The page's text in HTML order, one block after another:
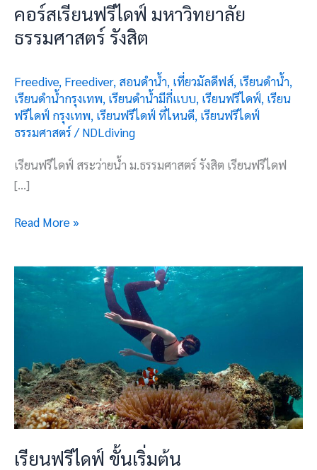
คอร์สเรียนฟรีไดฟ์ มหาวิทยาลัย
ธรรมศาสตร์ รังสิต
Freedive, Freediver, สอนดำน้ำ, เที่ยวมัลดีฟส์, เรียนดำน้ำ,
เรียนดำน้ำกรุงเทพ, เรียนดำน้ำมีกี่แบบ, เรียนฟรีไดฟ์, เรียน
ฟรีไดฟ์ กรุงเทพ, เรียนฟรีไดฟ์ ที่ไหนดี, เรียนฟรีไดฟ์
ธรรมศาสตร์/NDLdiving
เรียนฟรีไดฟ์ สระว่ายน้ำ ม.ธรรมศาสตร์ รังสิต เรียนฟรีไดฟ
[…]
Read More »
เรียนฟรีไดฟ์ ขั้นเริ่มต้น
เรียน
ฟรี
ต้น